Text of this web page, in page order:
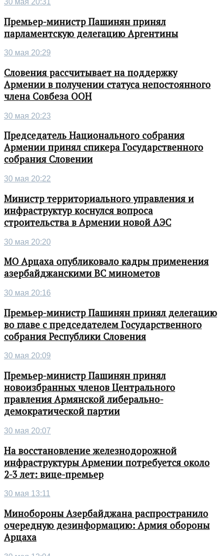
Премьер-министр Пашинян принял
парламентскую делегацию Аргентины
30 мая 20:29
Словения рассчитывает на поддержку
Армении в получении статуса непостоянного
члена Совбеза ООН
30 мая 20:23
Председатель Национального собрания
Армении принял спикера Государственного
собрания Словении
30 мая 20:22
Министр территориального управления и
инфраструктур коснулся вопроса
строительства в Армении новой АЭС
30 мая 20:20
МО Арцаха опубликовало кадры применения
азербайджанскими ВС минометов
30 мая 20:16
Премьер-министр Пашинян принял делегацию
во главе с председателем Государственного
собрания Республики Словения
30 мая 20:09
Премьер-министр Пашинян принял
новоизбранных членов Центрального
правления Армянской либерально-
демократической партии
30 мая 20:07
На восстановление железнодорожной
инфраструктуры Армении потребуется около
2-3 лет: вице-премьер
30 мая 13:11
Минобороны Азербайджана распространило
очередную дезинформацию: Армия обороны
Арцаха